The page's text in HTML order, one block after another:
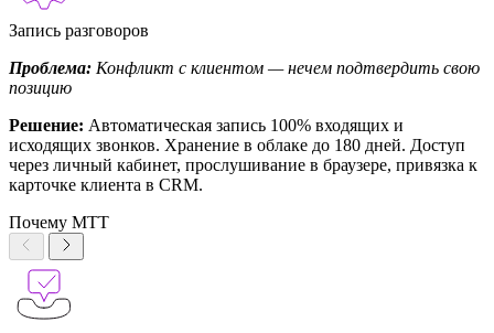
Запись разговоров
Проблема: Конфликт с клиентом — нечем подтвердить свою
позицию
Решение: Автоматическая запись 100% входящих и
исходящих звонков. Хранение в облаке до 180 дней. Доступ
через личный кабинет, прослушивание в браузере, привязка к
карточке клиента в CRM.
Почему МТТ